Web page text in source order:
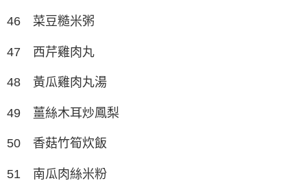
46 菜豆糙米粥
47 西芹雞肉丸
48 黃瓜雞肉丸湯
49 薑絲木耳炒鳳梨
50 香菇竹筍炊飯
51 南瓜肉絲米粉